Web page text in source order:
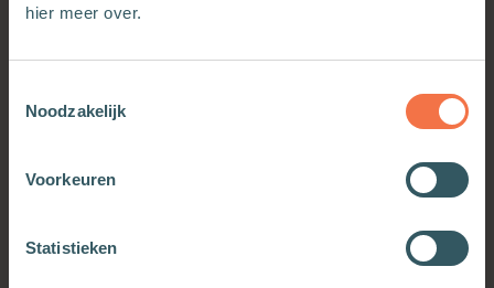
hier meer over.
Noodzakelijk
Voorkeuren
Statistieken